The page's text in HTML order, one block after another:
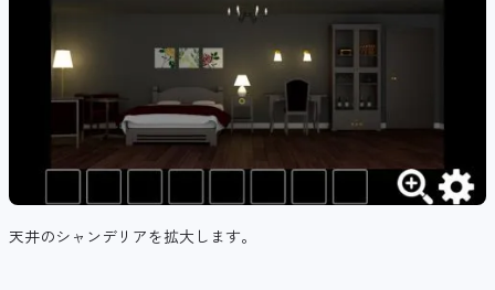
天井のシャンデリアを拡大します。